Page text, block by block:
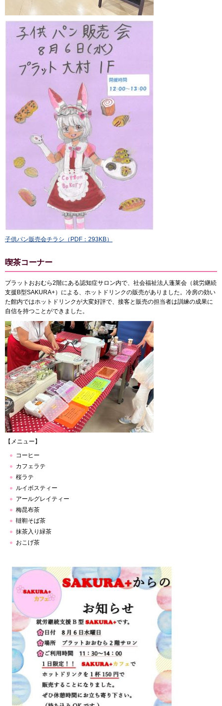
子供パン販売会チラシ（PDF：293KB）
喫茶コーナー
プラットおおむら2階にある認知症サロン内で、社会福祉法人蓬莱会（就労継続
支援B型SAKURA+）による、ホットドリンクの販売がありました。冷房の効い
た館内ではホットドリンクが大変好評で、接客と販売の担当者は訓練の成果に
自信を持つことができました。
【メニュー】
コーヒー
カフェラテ
桜ラテ
ルイボスティー
アールグレイティー
梅昆布茶
韃靼そば茶
抹茶入り緑茶
おこげ茶